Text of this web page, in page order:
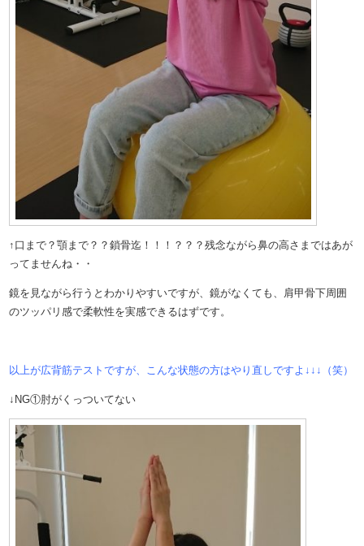
↑口まで？顎まで？？鎖骨迄！！！？？？残念ながら鼻の高さまではあが
ってませんね・・
鏡を見ながら行うとわかりやすいですが、鏡がなくても、肩甲骨下周囲
のツッパリ感で柔軟性を実感できるはずです。
以上が広背筋テストですが、こんな状態の方はやり直しですよ↓↓↓（笑）
↓NG①肘がくっついてない